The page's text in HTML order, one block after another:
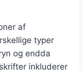
af
typer
og endda
inkluderer